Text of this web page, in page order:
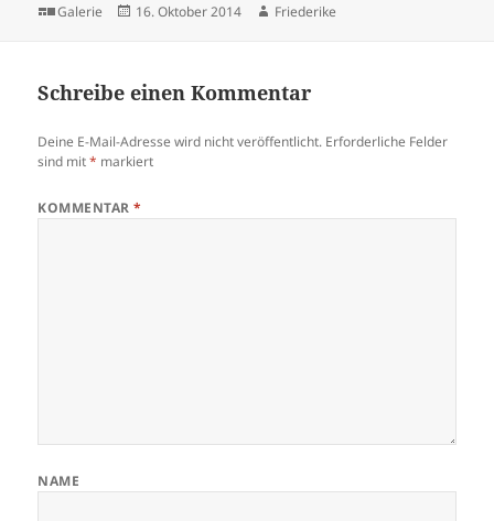
Format
Galerie
Veröffentlicht
16. Oktober 2014 Autor
Friederike
Schreibe einen Kommentar
Deine E-Mail-Adresse wird nicht veröffentlicht. Erforderliche Felder
sind mit* markiert
KOMMENTAR*
NAME